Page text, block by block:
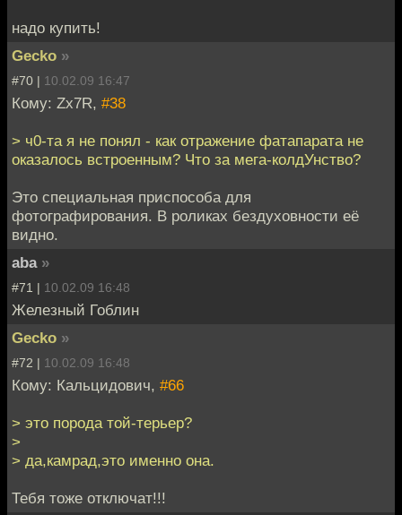
надо купить!
Gecko »
#70 | 10.02.09 16:47
Кому: Zx7R, #38
> ч0-та я не понял - как отражение фатапарата не
оказалось встроенным? Что за мега-колдУнство?
Это специальная приспособа для
фотографирования. В роликах бездуховности её
видно.
aba »
#71 | 10.02.09 16:48
Железный Гоблин
Gecko »
#72 | 10.02.09 16:48
Кому: Кальцидович, #66
> это порода той-терьер?
>
> да,камрад,это именно она.
Тебя тоже отключат!!!